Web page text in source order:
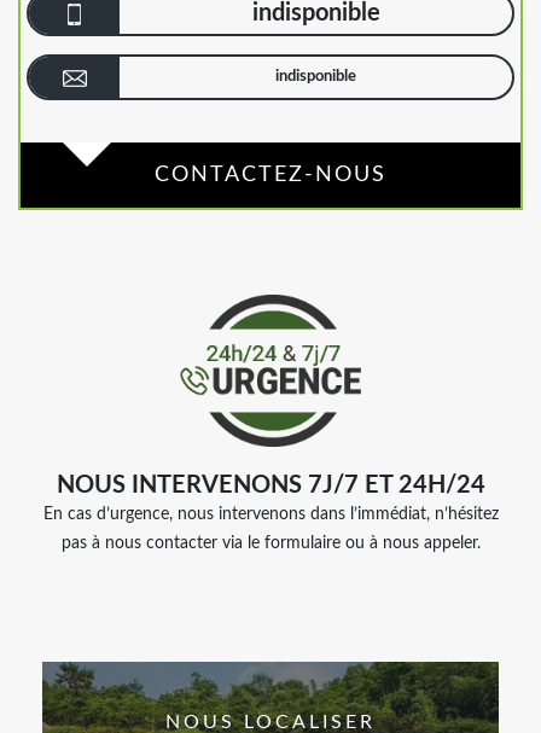
indisponible
indisponible
CONTACTEZ-NOUS
NOUS INTERVENONS 7J/7 ET 24H/24
En cas d’urgence, nous intervenons dans l’immédiat, n’hésitez
pas à nous contacter via le formulaire ou à nous appeler.
NOUS LOCALISER